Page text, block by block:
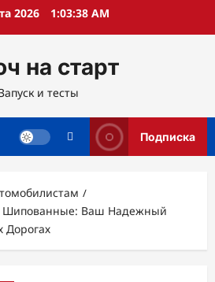
2026 1:03:39 AM
на старт
и тесты
Подписка
Шипованные: Ваш Надежный
Дорогах